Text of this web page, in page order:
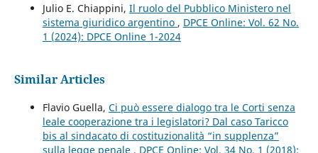
Julio E. Chiappini, Il ruolo del Pubblico Ministero nel
sistema giuridico argentino , DPCE Online: Vol. 62 No.
1 (2024): DPCE Online 1-2024
Similar Articles
Flavio Guella, Ci può essere dialogo tra le Corti senza
leale cooperazione tra i legislatori? Dal caso Taricco
bis al sindacato di costituzionalità “in supplenza”
sulla legge penale , DPCE Online: Vol. 34 No. 1 (2018):